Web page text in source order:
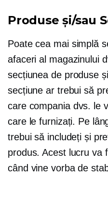
Produse și/sau
Poate cea mai simplă
afaceri al magazinului
secțiunea de produse
secțiune ar trebui să
care compania dvs. le
care le furnizați. Pe
trebui să includeți și
produs. Acest lucru va
când vine vorba de